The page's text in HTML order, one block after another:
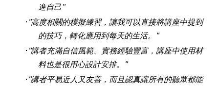
進自己"
"高度相關的模擬練習，讓我可以直接將講座中提到
的技巧，轉化應用到每天的生活。"
"講者充滿自信風範、實務經驗豐富，講座中使用材
料也是很用心設計安排。"
"講者平易近人又友善，而且認真讓所有的聽眾都能